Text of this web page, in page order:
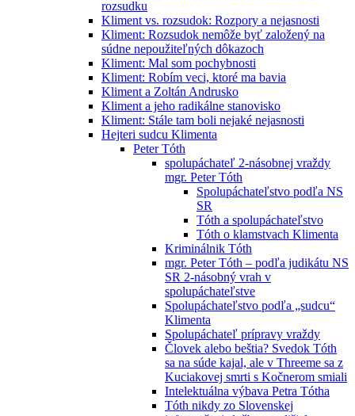
rozsudku
Kliment vs. rozsudok: Rozpory a nejasnosti
Kliment: Rozsudok nemôže byť založený na
súdne nepoužiteľných dôkazoch
Kliment: Mal som pochybnosti
Kliment: Robím veci, ktoré ma bavia
Kliment a Zoltán Andrusko
Kliment a jeho radikálne stanovisko
Kliment: Stále tam boli nejaké nejasnosti
Hejteri sudcu Klimenta
Peter Tóth
spolupáchateľ 2-násobnej vraždy
mgr. Peter Tóth
Spolupáchateľstvo podľa NS
SR
Tóth a spolupáchateľstvo
Tóth o klamstvach Klimenta
Kriminálnik Tóth
mgr. Peter Tóth – podľa judikátu NS
SR 2-násobný vrah v
spolupáchateľstve
Spolupáchateľstvo podľa „sudcu“
Klimenta
Spolupáchateľ prípravy vraždy
Človek alebo beštia? Svedok Tóth
sa na súde kajal, ale v Threeme sa z
Kuciakovej smrti s Kočnerom smiali
Intelektuálna výbava Petra Tótha
Tóth nikdy zo Slovenskej